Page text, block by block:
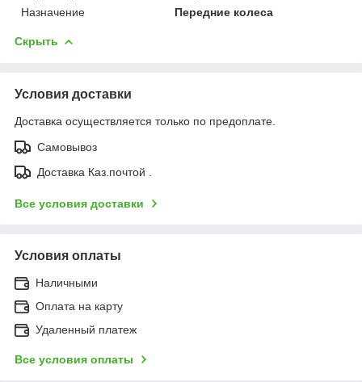
Назначение
Передние колеса
Скрыть
Условия доставки
Доставка осуществляется только по предоплате.
Самовывоз
Доставка Каз.почтой .
Все условия доставки
Условия оплаты
Наличными
Оплата на карту
Удаленный платеж
Все условия оплаты